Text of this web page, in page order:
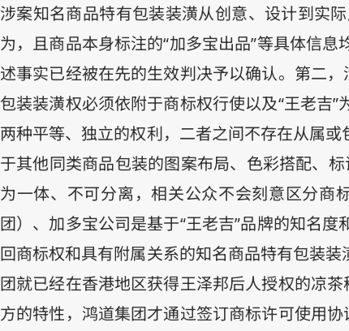
涉案知名商品特有包装装潢从创意、设计到实
为，且商品本身标注的“加多宝出品”等具体信
述事实已经被在先的生效判决予以确认。第二
包装装潢权必须依附于商标权行使以及“王老吉
两种平等、独立的权利，二者之间不存在从属
于其他同类商品包装的图案布局、色彩搭配、
为一体、不可分离，相关公众不会刻意区分商
团）、加多宝公司是基于“王老吉”品牌的知名
回商标权和具有附属关系的知名商品特有包装
团就已经在香港地区获得王泽邦后人授权的凉
方的特性，鸿道集团才通过签订商标许可使用